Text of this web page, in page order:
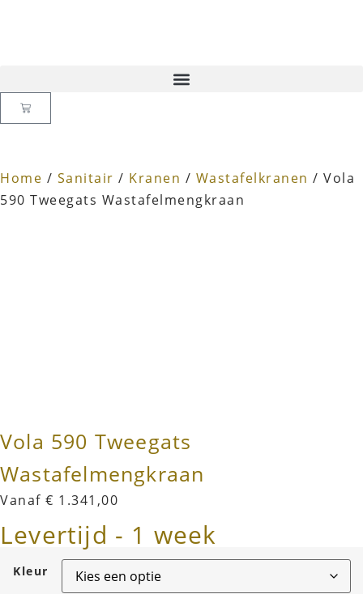
Home / Sanitair / Kranen / Wastafelkranen / Vola
590 Tweegats Wastafelmengkraan
Vola 590 Tweegats
Wastafelmengkraan
Vanaf € 1.341,00
Levertijd - 1 week
Kleur